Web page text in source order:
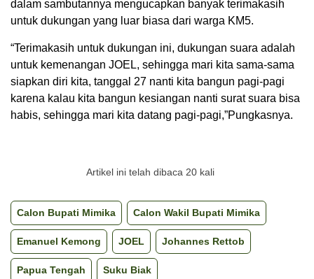
dalam sambutannya mengucapkan banyak terimakasih
untuk dukungan yang luar biasa dari warga KM5.
“Terimakasih untuk dukungan ini, dukungan suara adalah
untuk kemenangan JOEL, sehingga mari kita sama-sama
siapkan diri kita, tanggal 27 nanti kita bangun pagi-pagi
karena kalau kita bangun kesiangan nanti surat suara bisa
habis, sehingga mari kita datang pagi-pagi,”Pungkasnya.
Artikel ini telah dibaca 20 kali
Calon Bupati Mimika Calon Wakil Bupati Mimika
Emanuel Kemong JOEL Johannes Rettob
Papua Tengah Suku Biak